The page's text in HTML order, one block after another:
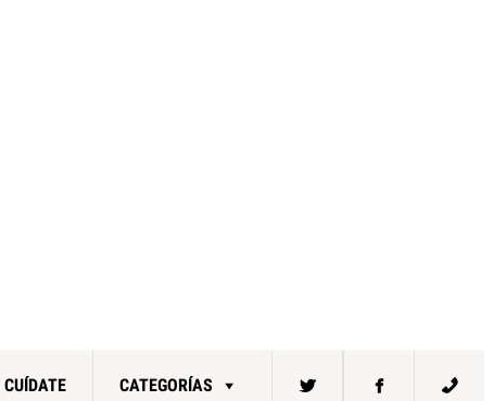
CUÍDATE CATEGORÍAS